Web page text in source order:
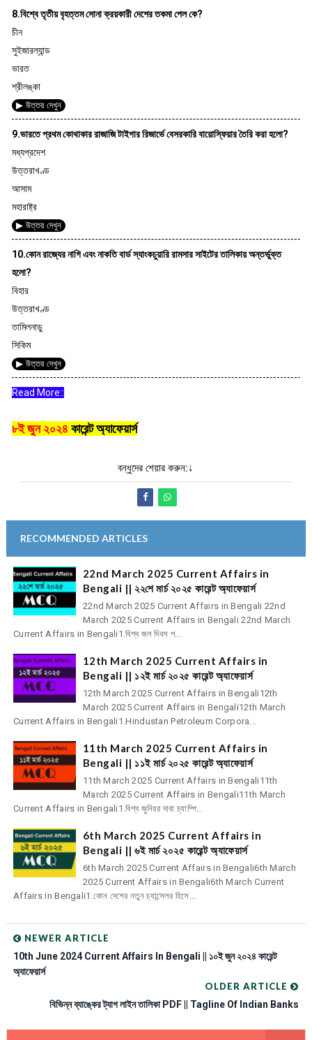
8.বিশ্বে তৃতীয় বৃহত্তম সোনা ক্রয়কারী দেশের তকমা পেল কে?
চীন
সুইজারল্যান্ড
ভারত
শ্রীলঙ্কা
▶ উত্তর দেখুন
9.ভারতে প্রথম কোথাকার রাজাজি টাইগার রিজার্ভে বেসরকারি বায়োস্ফিয়ার তৈরি করা হলো?
মধ্যপ্রদেশ
উত্তরাখণ্ড
আসাম
মহারাষ্ট্র
▶ উত্তর দেখুন
10.কোন রাজ্যের নাগি এবং নাকতি বার্ড স্যাংকচুয়ারি রামসার সাইটের তালিকায় অন্তর্ভুক্ত
হলো?
বিহার
উত্তরাখণ্ড
তামিলনাড়ু
সিকিম
▶ উত্তর দেখুন
Read More::
৮ই জুন ২০২৪ কারেন্ট অ্যাফেয়ার্স
বন্ধুদের শেয়ার করুন:↓
RECOMMENDED ARTICLES
22nd March 2025 Current Affairs in
Bengali || ২২শে মার্চ ২০২৫ কারেন্ট অ্যাফেয়ার্স
22nd March 2025 Current Affairs in Bengali 22nd
March 2025 Current Affairs in Bengali 22nd March
Current Affairs in Bengali1.বিশ্ব জল দিবস প...
12th March 2025 Current Affairs in
Bengali || ১২ই মার্চ ২০২৫ কারেন্ট অ্যাফেয়ার্স
12th March 2025 Current Affairs in Bengali12th
March 2025 Current Affairs in Bengali12th March
Current Affairs in Bengali1.Hindustan Petroleum Corpora...
11th March 2025 Current Affairs in
Bengali || ১১ই মার্চ ২০২৫ কারেন্ট অ্যাফেয়ার্স
11th March 2025 Current Affairs in Bengali11th
March 2025 Current Affairs in Bengali11th March
Current Affairs in Bengali1.বিশ্ব জুনিয়র দাবা চ্যাম্পি...
6th March 2025 Current Affairs in
Bengali || ৬ই মার্চ ২০২৫ কারেন্ট অ্যাফেয়ার্স
6th March 2025 Current Affairs in Bengali6th March
2025 Current Affairs in Bengali6th March Current
Affairs in Bengali1.কোন দেশের নতুন চ্যান্সেলর হিসে...
NEWER ARTICLE
10th June 2024 Current Affairs In Bengali || ১০ই জুন ২০২৪ কারেন্ট
অ্যাফেয়ার্স
OLDER ARTICLE
বিভিন্ন ব্যাঙ্কের ট্যাগ লাইন তালিকা PDF || Tagline Of Indian Banks